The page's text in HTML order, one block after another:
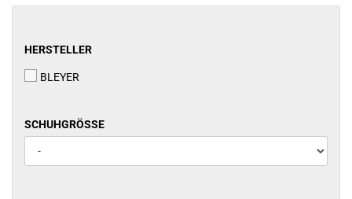
HERSTELLER
HERSTELLER
BLEYER
SCHUHGRÖSSE
SCHUHGRÖSSE